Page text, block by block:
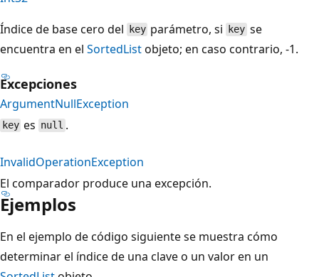
Índice de base cero del
key parámetro, si keyse
encuentra en el SortedListobjeto; en caso contrario, -1.
Excepciones
ArgumentNullException
key es null .
InvalidOperationException
El comparador produce una excepción.
Ejemplos
En el ejemplo de código siguiente se muestra cómo
determinar el índice de una clave o un valor en un